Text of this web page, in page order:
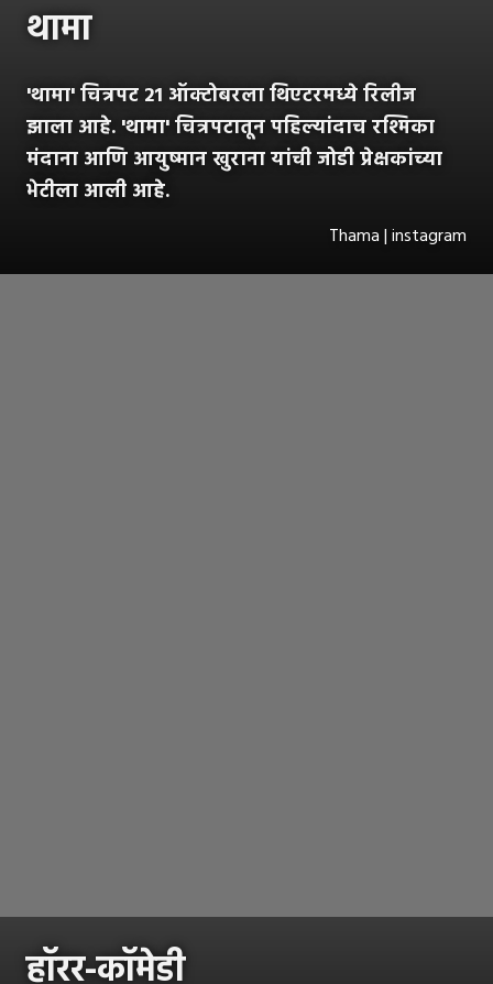
थामा
'थामा' चित्रपट 21 ऑक्टोबरला थिएटरमध्ये रिलीज
झाला आहे. 'थामा' चित्रपटातून पहिल्यांदाच रश्मिका
मंदाना आणि आयुष्मान खुराना यांची जोडी प्रेक्षकांच्या
भेटीला आली आहे.
Thama | instagram
हॉरर-कॉमेडी